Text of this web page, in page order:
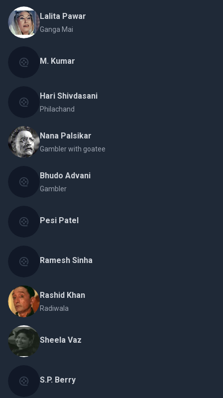
Lalita Pawar
Ganga Mai
M. Kumar
Hari Shivdasani
Philachand
Nana Palsikar
Gambler with goatee
Bhudo Advani
Gambler
Pesi Patel
Ramesh Sinha
Rashid Khan
Radiwala
Sheela Vaz
S.P. Berry